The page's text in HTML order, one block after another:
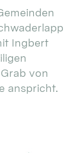
Ingbert
von
anspricht.